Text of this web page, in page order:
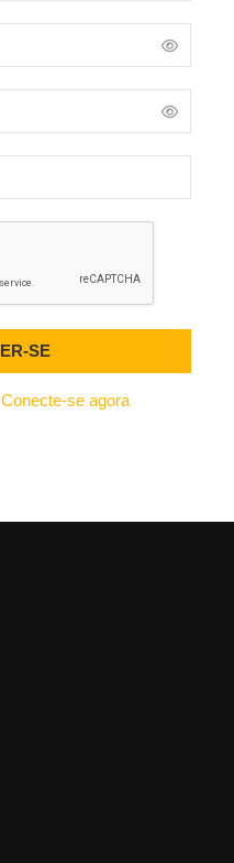
Conecte-se agora